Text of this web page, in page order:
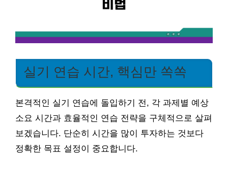
실기 연습 시간, 핵심만 쏙쏙
본격적인 실기 연습에 돌입하기 전, 각 과제별 예상
소요 시간과 효율적인 연습 전략을 구체적으로 살펴
보겠습니다. 단순히 시간을 많이 투자하는 것보다
정확한 목표 설정이 중요합니다.